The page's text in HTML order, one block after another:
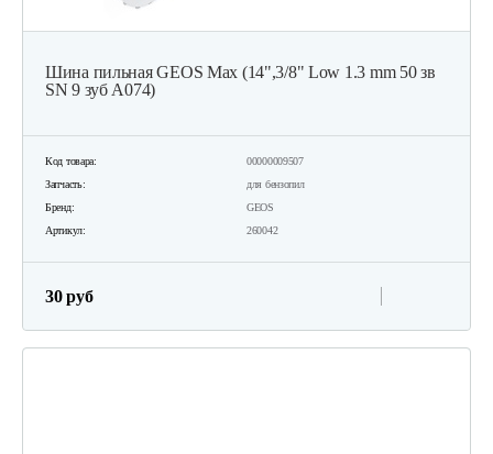
Шина пильная GEOS Max (14",3/8" Low 1.3 mm 50 зв
SN 9 зуб А074)
Код товара:
00000009507
Запчасть:
для бензопил
Бренд:
GEOS
Артикул:
260042
30 руб